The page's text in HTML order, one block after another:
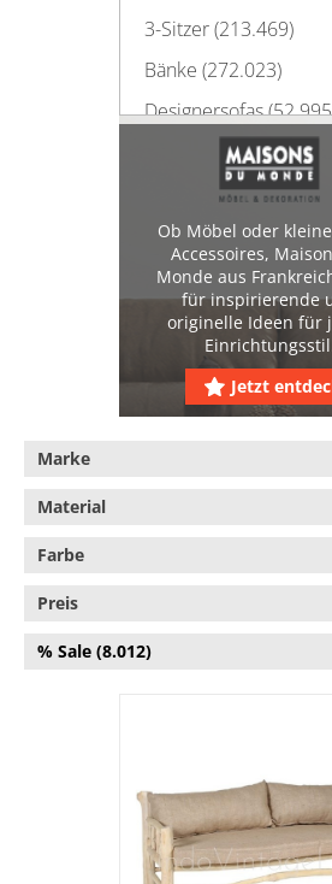
3-Sitzer (213.469)
Bänke (272.023)
Designersofas
Ecksofas (284.030)
Ledersofas (57.458)
Recamieren (23.920)
Schlafsofas (29.690)
Wohnlandschaften
XL-Couches (23.193)
Ob Möbel oder
Accessoires,
Monde aus
für inspirierende
originelle Ideen für
Jetzt
Marke
Material
Farbe
Preis
% Sale (8.012)